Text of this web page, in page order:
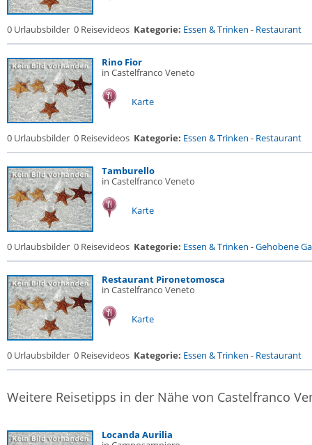
0 Urlaubsbilder 0 Reisevideos Kategorie: Essen & Trinken - Restaurant
Rino Fior
in Castelfranco Veneto
Karte
0 Urlaubsbilder 0 Reisevideos Kategorie: Essen & Trinken - Restaurant
Tamburello
in Castelfranco Veneto
Karte
0 Urlaubsbilder 0 Reisevideos Kategorie: Essen & Trinken -Gehobene
Restaurant Pironetomosca
in Castelfranco Veneto
Karte
0 Urlaubsbilder 0 Reisevideos Kategorie: Essen & Trinken - Restaurant
Weitere Reisetipps in der Nähe von Castelfranco
Locanda Aurilia